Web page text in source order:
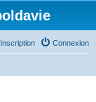
Connexion
Inscription